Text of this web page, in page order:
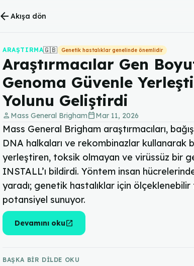
arrow_back Akışa dön
ARAŞTIRMA🇬🇧 Genetik hastalıklar genelinde önemlidir
Araştırmacılar Gen
Genoma Güvenle
Yolunu Geliştirdi
person Mass General Brighamcalendar_todayMar 11, 2026
Mass General Brigham araştırmacıları,
DNA halkaları ve rekombinazlar kullanarak
yerleştiren, toksik olmayan ve virüssüz bir
INSTALL’ı bildirdi. Yöntem insan
yaradı; genetik hastalıklar için
potansiyel sunuyor.
Devamını okuopen_in_new
BAŞKA BIR DILDE OKU